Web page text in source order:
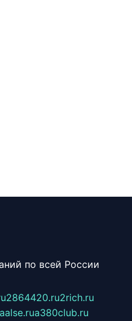
по всей России
2864420.ru2rich.ru
aalse.rua380club.ru